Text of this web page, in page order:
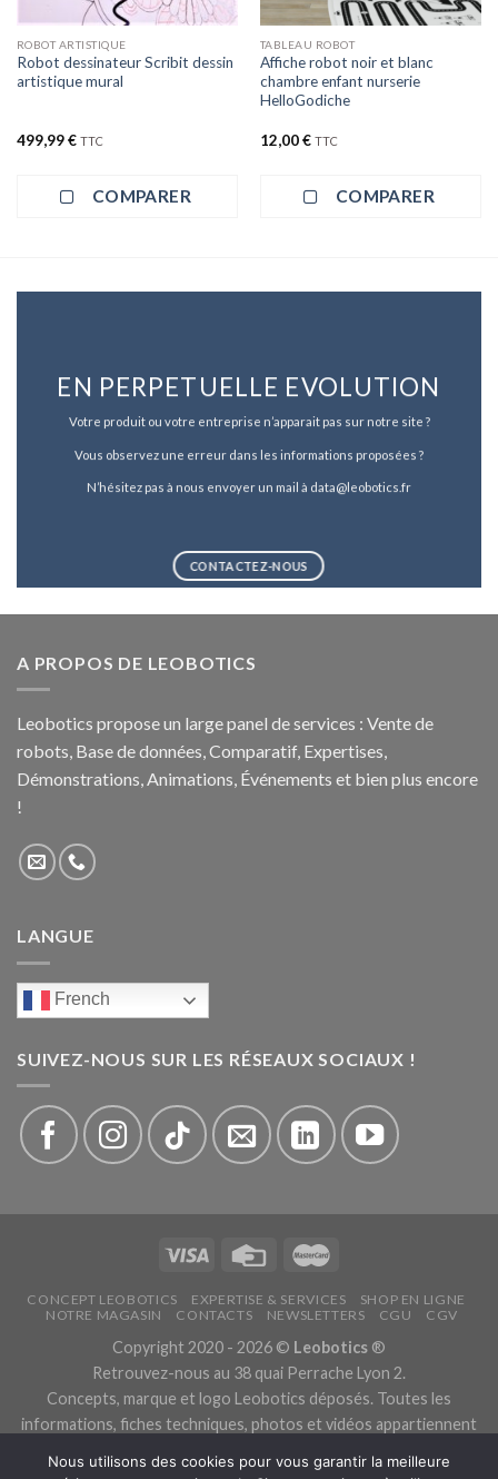
ROBOT ARTISTIQUE
Robot dessinateur Scribit dessin
artistique mural
499,99€ TTC
COMPARER
TABLEAU ROBOT
Affiche robot noir et blanc
chambre enfant nurserie
HelloGodiche
12,00€ TTC
COMPARER
EN PERPETUELLE EVOLUTION
Votre produit ou votre entreprise n’apparait pas sur notre site ?
Vous observez une erreur dans les informations proposées ?
N’hésitez pas à nous envoyer un mail à data@leobotics.fr
CONTACTEZ-NOUS
A PROPOS DE LEOBOTICS
Leobotics propose un large panel de services : Vente de
robots, Base de données, Comparatif, Expertises,
Démonstrations, Animations, Événements et bien plus encore
!
LANGUE
French
SUIVEZ-NOUS SUR LES RÉSEAUX SOCIAUX !
CONCEPT LEOBOTICS EXPERTISE & SERVICES
SHOP EN LIGNE
NOTRE MAGASIN
CONTACTS NEWSLETTERS CGU CGV
Copyright 2020 - 2026 © Leobotics ®
Retrouvez-nous au 38 quai Perrache Lyon 2.
Concepts, marque et logo Leobotics déposés. Toutes les
informations, fiches techniques, photos et vidéos appartiennent
Les traductions sont automatiques, veuillez nous excuser pour
Nous utilisons des cookies pour vous garantir la meilleure